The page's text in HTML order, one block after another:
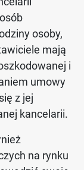
osoby,
mają
i
umowy
z jej
kancelarii.
na rynku